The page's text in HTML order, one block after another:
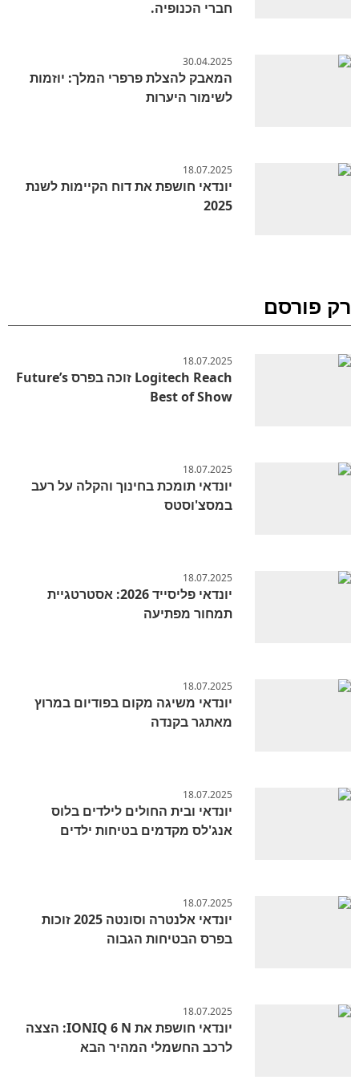
חברי הכנופיה.
30.04.2025
המאבק להצלת פרפרי המלך: יוזמות
לשימור היערות
18.07.2025
יונדאי חושפת את דוח הקיימות לשנת
2025
רק פורסם
18.07.2025
Logitech Reach זוכה בפרס Future’s
Best of Show
18.07.2025
יונדאי תומכת בחינוך והקלה על רעב
במסצ'וסטס
18.07.2025
יונדאי פליסייד 2026: אסטרטגיית
תמחור מפתיעה
18.07.2025
יונדאי משיגה מקום בפודיום במרוץ
מאתגר בקנדה
18.07.2025
יונדאי ובית החולים לילדים בלוס
אנג'לס מקדמים בטיחות ילדים
18.07.2025
יונדאי אלנטרה וסונטה 2025 זוכות
בפרס הבטיחות הגבוה
18.07.2025
יונדאי חושפת את IONIQ 6 N: הצצה
לרכב החשמלי המהיר הבא